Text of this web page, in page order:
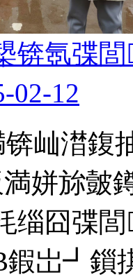
锛氬弽
02-12
屾澘鍑
姘旀皼
缁囧弽
鍜岀┛鎻